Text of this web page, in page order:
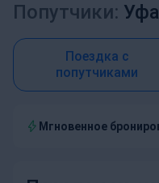
Попутчики:
Поездка с
попутчиками
Мгновенное